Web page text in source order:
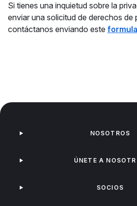
Si tienes una inquietud sobre la
enviar una solicitud de derechos de
contáctanos enviando este
NOSOTROS
ÚNETE A
SOCIOS